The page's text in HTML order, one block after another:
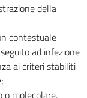
della
contestuale
ad infezione
ai criteri stabiliti
o molecolare,